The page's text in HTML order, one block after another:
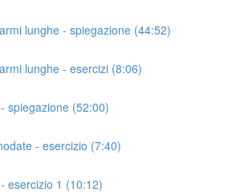
lunghe - spiegazione (44:52)
lunghe - esercizi (8:06)
spiegazione (52:00)
- esercizio (7:40)
esercizio 1 (10:12)